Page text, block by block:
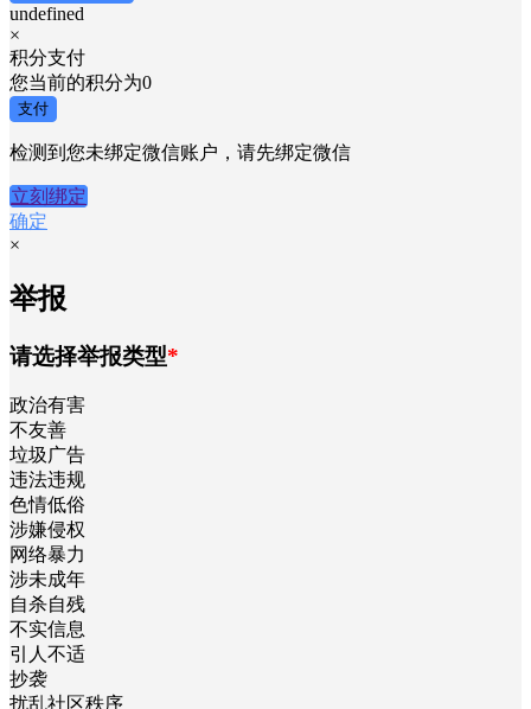
undefined
×
积分支付
您当前的积分为0
支付
检测到您未绑定微信账户，请先绑定微信
立刻绑定
确定
×
举报
请选择举报类型*
政治有害
不友善
垃圾广告
违法违规
色情低俗
涉嫌侵权
网络暴力
涉未成年
自杀自残
不实信息
引人不适
抄袭
扰乱社区秩序